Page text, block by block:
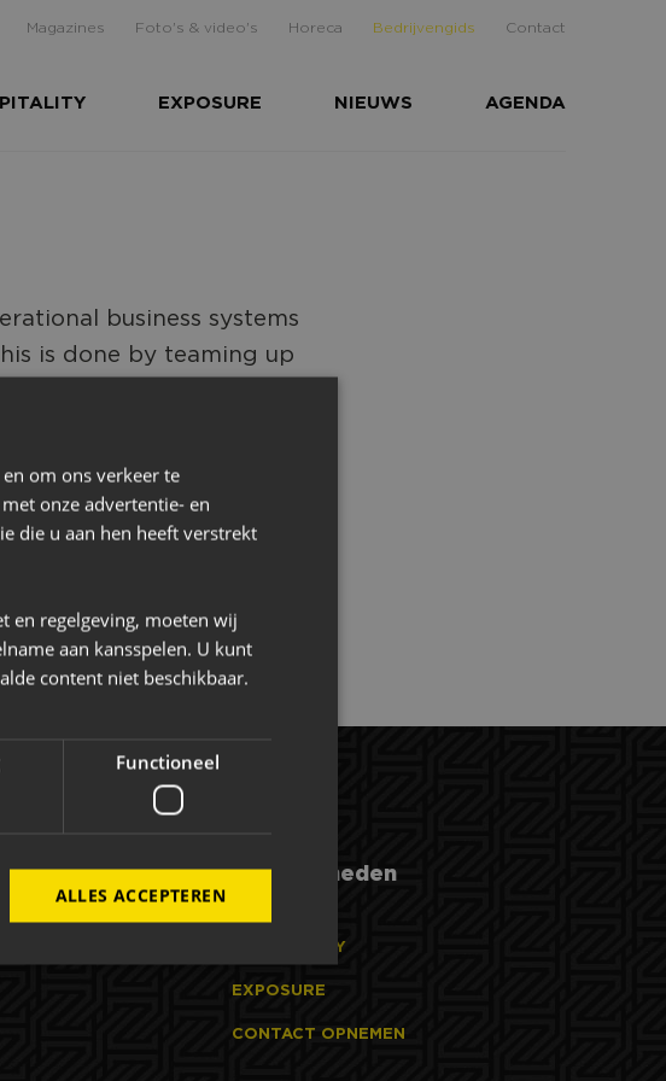
Magazines Foto's & video's Horeca Bedrijvengids Contact
EXPOSURE NIEUWS AGENDA
business systems
is done by teaming up
Mogelijkheden
HOSPITALITY
EXPOSURE
CONTACT OPNEMEN
om ons verkeer te
onze advertentie- en
die u aan hen heeft verstrekt
en regelgeving, moeten wij
aan kansspelen. U kunt
content niet beschikbaar.
Functioneel
ALLES ACCEPTEREN